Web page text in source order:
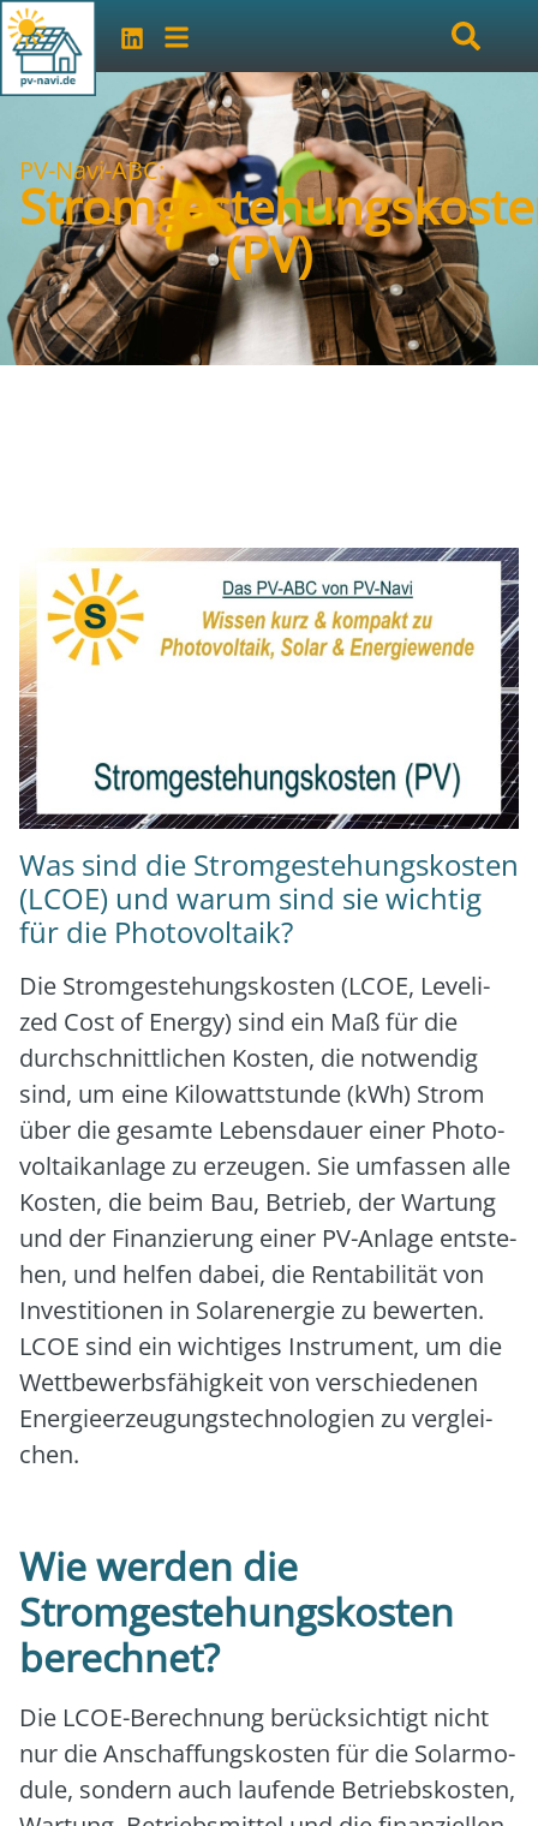
PV-Navi-ABC:
(PV)
Was sind die Stromgestehungskosten
(LCOE) und warum sind sie wichtig
für die Photovoltaik?
Die Strom­ge­ste­hungs­kos­ten (LCOE, Leve­li­
zed Cost of Ener­gy) sind ein Maß für die
durch­schnitt­li­chen Kos­ten, die not­wen­dig
sind, um eine Kilo­watt­stun­de (kWh) Strom
über die gesam­te Lebens­dau­er einer Pho­to­
vol­ta­ik­an­la­ge zu erzeu­gen. Sie umfas­sen alle
Kos­ten, die beim Bau, Betrieb, der War­tung
und der Finan­zie­rung einer PV-Anla­ge ent­ste­
hen, und hel­fen dabei, die Ren­ta­bi­li­tät von
Inves­ti­tio­nen in Solar­ener­gie zu bewer­ten.
LCOE sind ein wich­ti­ges Instru­ment, um die
Wett­be­werbs­fä­hig­keit von ver­schie­de­nen
Ener­gie­er­zeu­gungs­tech­no­lo­gien zu ver­glei­
chen.
Wie werden die
Stromgestehungskosten
berechnet?
Die LCOE-Berech­nung berück­sich­tigt nicht
nur die Anschaf­fungs­kos­ten für die Solar­mo­
du­le, son­dern auch lau­fen­de Betriebs­kos­ten,